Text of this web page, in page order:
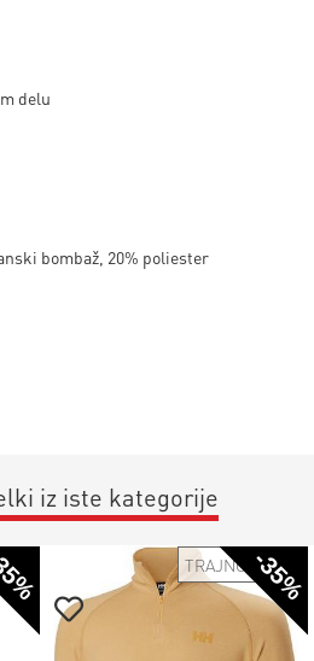
delu
bombaž, 20% poliester
iz iste kategorije
-35%
TRAJNOSTNO